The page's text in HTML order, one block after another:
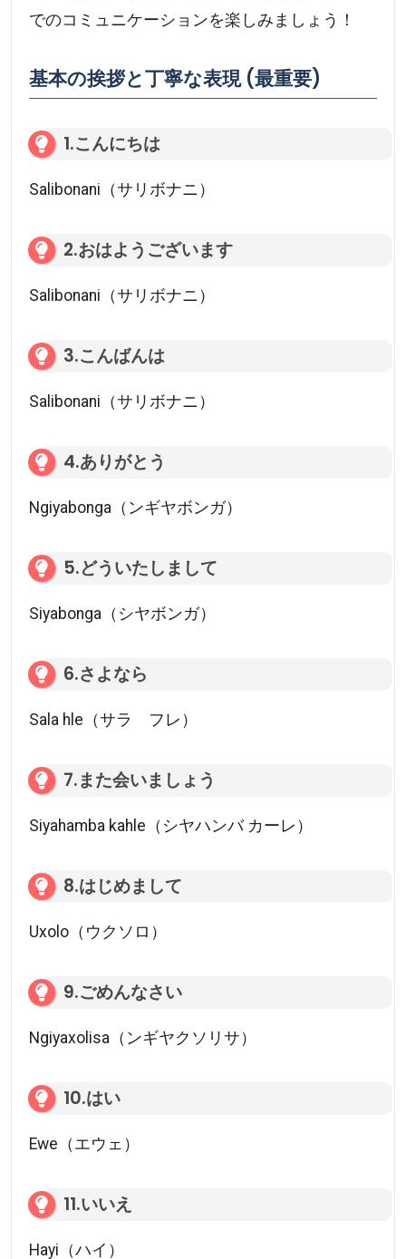
でのコミュニケーションを楽しみましょう！
基本の挨拶と丁寧な表現 (最重要)
1.こんにちは
Salibonani（サリボナニ）
2.おはようございます
Salibonani（サリボナニ）
3.こんばんは
Salibonani（サリボナニ）
4.ありがとう
Ngiyabonga（ンギヤボンガ）
5.どういたしまして
Siyabonga（シヤボンガ）
6.さよなら
Sala hle（サラ フレ）
7.また会いましょう
Siyahamba kahle（シヤハンバ カーレ）
8.はじめまして
Uxolo（ウクソロ）
9.ごめんなさい
Ngiyaxolisa（ンギヤクソリサ）
10.はい
Ewe（エウェ）
11.いいえ
Hayi（ハイ）